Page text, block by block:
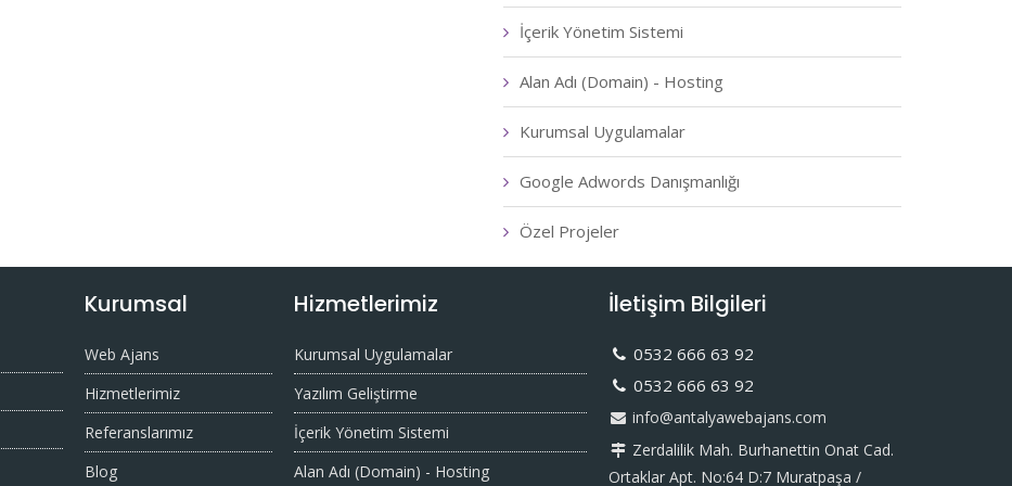
İçerik Yönetim Sistemi
Alan Adı (Domain) - Hosting
Kurumsal Uygulamalar
Google Adwords Danışmanlığı
Özel Projeler
Kurumsal
Web Ajans
Hizmetlerimiz
Referanslarımız
Blog
Hizmetlerimiz
Kurumsal Uygulamalar
Yazılım Geliştirme
İçerik Yönetim Sistemi
Alan Adı (Domain) - Hosting
İletişim Bilgileri
0532 666 63 92
0532 666 63 92
info@antalyawebajans.com
Zerdalilik Mah. Burhanettin Onat Cad.
Ortaklar Apt. No:64 D:7 Muratpaşa /